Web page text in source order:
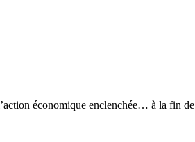
économique enclenchée… à la fin de